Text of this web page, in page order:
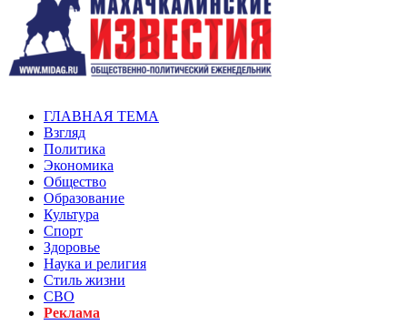
ГЛАВНАЯ ТЕМА
Взгляд
Политика
Экономика
Общество
Образование
Культура
Спорт
Здоровье
Наука и религия
Стиль жизни
СВО
Реклама